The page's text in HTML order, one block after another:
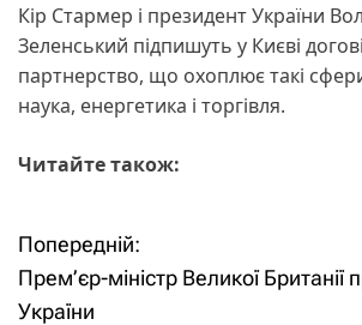
Кір Стармер і президент України
Зеленський підпишуть у Києві
партнерство, що охоплює такі
наука, енергетика і торгівля.
Читайте також:
Н
а
Попередній:
Прем’єр-міністр Великої Британії
України